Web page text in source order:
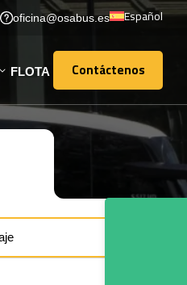
oficina@osabus.es Español
FLOTA Contáctenos
Contáctenos